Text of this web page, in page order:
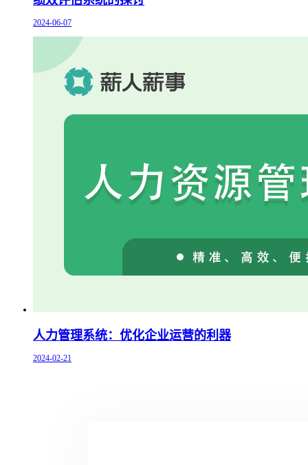
2024-06-07
人力管理系统：优化企业运营的利器
2024-02-21